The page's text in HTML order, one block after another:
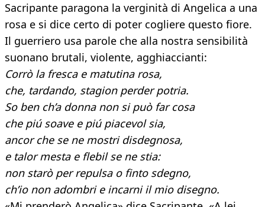
Sacripante paragona la verginità di Angelica a una
rosa e si dice certo di poter cogliere questo fiore.
Il guerriero usa parole che alla nostra sensibilità
suonano brutali, violente, agghiaccianti:
Corrò la fresca e matutina rosa,
che, tardando, stagion perder potria.
So ben ch’a donna non si può far cosa
che piú soave e piú piacevol sia,
ancor che se ne mostri disdegnosa,
e talor mesta e flebil se ne stia:
non starò per repulsa o finto sdegno,
ch’io non adombri e incarni il mio disegno.